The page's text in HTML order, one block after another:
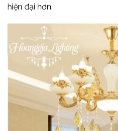
hiện đại hơn.